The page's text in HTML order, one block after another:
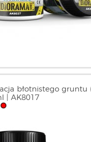
błotnistego gruntu
| AK8017